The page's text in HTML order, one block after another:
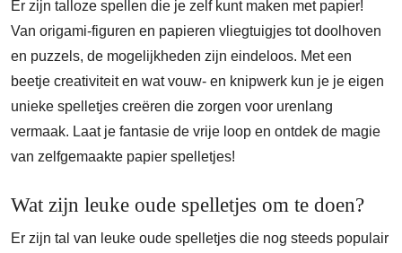
Er zijn talloze spellen die je zelf kunt maken met papier!
Van origami-figuren en papieren vliegtuigjes tot doolhoven
en puzzels, de mogelijkheden zijn eindeloos. Met een
beetje creativiteit en wat vouw- en knipwerk kun je je eigen
unieke spelletjes creëren die zorgen voor urenlang
vermaak. Laat je fantasie de vrije loop en ontdek de magie
van zelfgemaakte papier spelletjes!
Wat zijn leuke oude spelletjes om te doen?
Er zijn tal van leuke oude spelletjes die nog steeds populair